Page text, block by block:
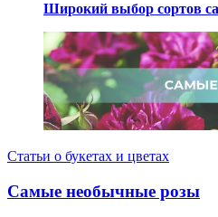
Широкий выбор сортов
Статьи о букетах и цветах
Самые необычные розы